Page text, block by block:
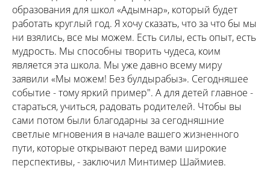
образования для школ «Адымнар», который будет
работать круглый год. Я хочу сказать, что за что бы мы
ни взялись, все мы можем. Есть силы, есть опыт, есть
мудрость. Мы способны творить чудеса, коим
является эта школа. Мы уже давно всему миру
заявили «Мы можем! Без булдырабыз». Сегодняшее
событие - тому яркий пример". А для детей главное -
стараться, учиться, радовать родителей. Чтобы вы
сами потом были благодарны за сегодняшние
светлые мгновения в начале вашего жизненного
пути, которые открывают перед вами широкие
перспективы, - заключил Минтимер Шаймиев.